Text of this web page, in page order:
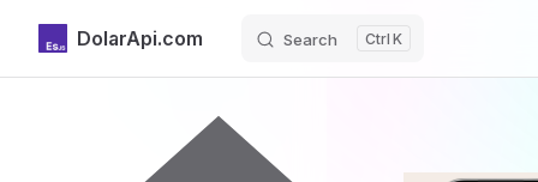
Skip to content
DolarApi.com Search K